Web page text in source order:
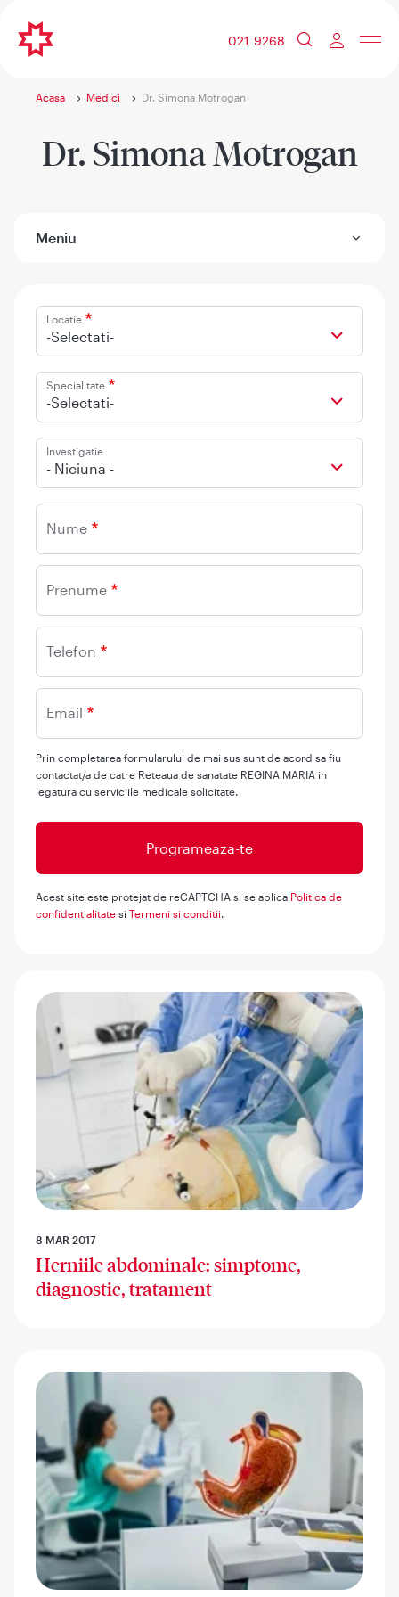
021 9268
Acasa Medici Dr. Simona Motrogan
Dr. Simona Motrogan
Meniu
Locatie
-Selectati-
Specialitate
-Selectati-
Investigatie
- Niciuna -
Nume
Prenume
Telefon
Email
Prin completarea formularului de mai sus sunt de acord sa fiu
contactat/a de catre Reteaua de sanatate REGINA MARIA in
legatura cu serviciile medicale solicitate.
Acest site este protejat de reCAPTCHA si se aplica Politica de
confidentialitate si Termeni si conditii.
8 MAR 2017
Herniile abdominale: simptome,
diagnostic, tratament